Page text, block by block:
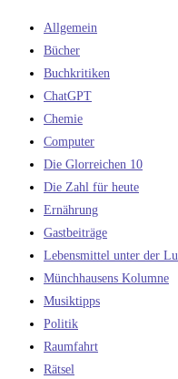
Allgemein
Bücher
Buchkritiken
ChatGPT
Chemie
Computer
Die Glorreichen 10
Die Zahl für heute
Ernährung
Gastbeiträge
Lebensmittel unter der
Münchhausens Kolumne
Musiktipps
Politik
Raumfahrt
Rätsel